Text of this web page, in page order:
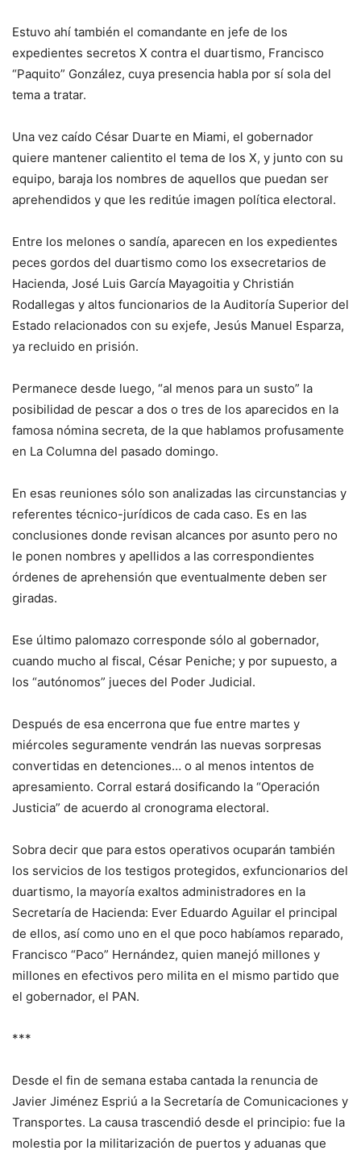
Estuvo ahí también el comandante en jefe de los
expedientes secretos X contra el duartismo, Francisco
“Paquito” González, cuya presencia habla por sí sola del
tema a tratar.
Una vez caído César Duarte en Miami, el gobernador
quiere mantener calientito el tema de los X, y junto con su
equipo, baraja los nombres de aquellos que puedan ser
aprehendidos y que les reditúe imagen política electoral.
Entre los melones o sandía, aparecen en los expedientes
peces gordos del duartismo como los exsecretarios de
Hacienda, José Luis García Mayagoitia y Christián
Rodallegas y altos funcionarios de la Auditoría Superior del
Estado relacionados con su exjefe, Jesús Manuel Esparza,
ya recluido en prisión.
Permanece desde luego, “al menos para un susto” la
posibilidad de pescar a dos o tres de los aparecidos en la
famosa nómina secreta, de la que hablamos profusamente
en La Columna del pasado domingo.
En esas reuniones sólo son analizadas las circunstancias y
referentes técnico-jurídicos de cada caso. Es en las
conclusiones donde revisan alcances por asunto pero no
le ponen nombres y apellidos a las correspondientes
órdenes de aprehensión que eventualmente deben ser
giradas.
Ese último palomazo corresponde sólo al gobernador,
cuando mucho al fiscal, César Peniche; y por supuesto, a
los “autónomos” jueces del Poder Judicial.
Después de esa encerrona que fue entre martes y
miércoles seguramente vendrán las nuevas sorpresas
convertidas en detenciones… o al menos intentos de
apresamiento. Corral estará dosificando la “Operación
Justicia” de acuerdo al cronograma electoral.
Sobra decir que para estos operativos ocuparán también
los servicios de los testigos protegidos, exfuncionarios del
duartismo, la mayoría exaltos administradores en la
Secretaría de Hacienda: Ever Eduardo Aguilar el principal
de ellos, así como uno en el que poco habíamos reparado,
Francisco “Paco” Hernández, quien manejó millones y
millones en efectivos pero milita en el mismo partido que
el gobernador, el PAN.
***
Desde el fin de semana estaba cantada la renuncia de
Javier Jiménez Espriú a la Secretaría de Comunicaciones y
Transportes. La causa trascendió desde el principio: fue la
molestia por la militarización de puertos y aduanas que